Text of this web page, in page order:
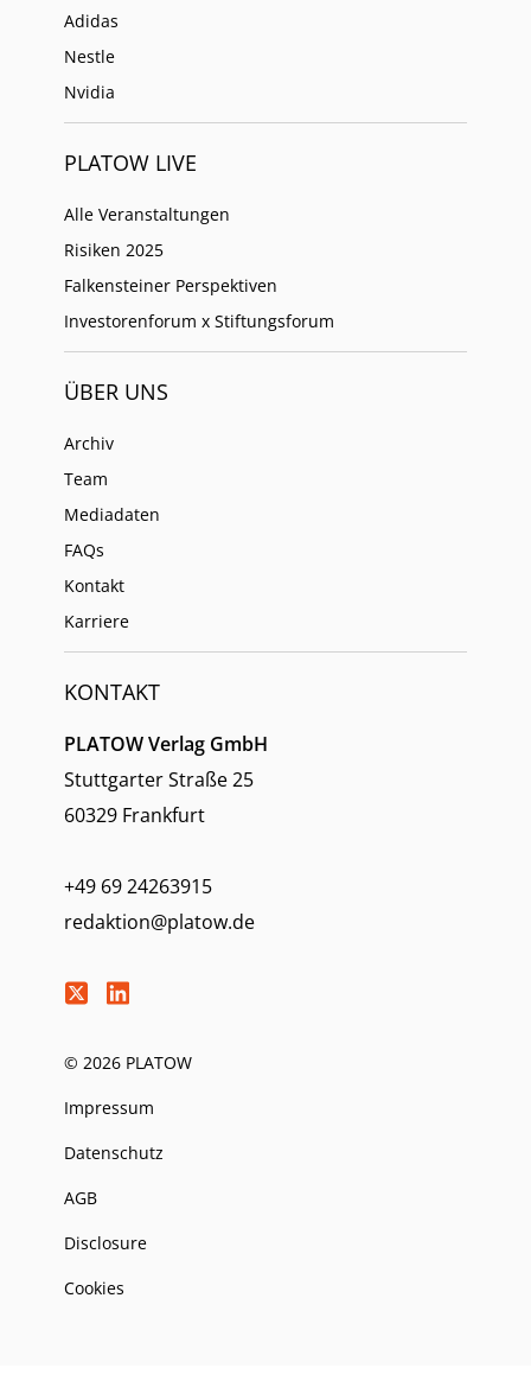
Adidas
Nestle
Nvidia
PLATOW LIVE
Alle Veranstaltungen
Risiken 2025
Falkensteiner Perspektiven
Investorenforum x Stiftungsforum
ÜBER UNS
Archiv
Team
Mediadaten
FAQs
Kontakt
Karriere
KONTAKT
PLATOW Verlag GmbH
Stuttgarter Straße 25
60329 Frankfurt
+49 69 24263915
redaktion@platow.de
© 2026 PLATOW
Impressum
Datenschutz
AGB
Disclosure
Cookies